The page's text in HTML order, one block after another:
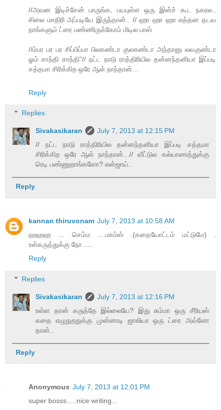
//அவன இடிச்சேன் பாருங்க, பயபுள்ள ஒரு இன்ச் கூட நகரல..
சிலை மாதிரி அப்படியே இருந்தான்.. // ஹா ஹா ஹா எத்தன தடவ
நாங்களும் ட்ரை பண்ணிருக்கோம் மிடில பாஸ்
//ம்பர பர பர சிப்பிப்பா பிலகண்டா குலகண்டா அந்தானு லவகுண்டா
ஓம் சாந்தி சாந்தி”// நட்ட நாடு ராத்திரியில தன்னந்தனியா இப்படி
சத்தமா சிரிக்கிற ஒரே ஆள் நாந்தான்...
Reply
Replies
Sivakasikaran
July 7, 2013 at 12:15 PM
// நட்ட நாடு ராத்திரியில தன்னந்தனியா இப்படி சத்தமா
சிரிக்கிற ஒரே ஆள் நாந்தான்...// வீட்டுல கல்யாணத்துக்கு
ரெடி பண்ணுறாங்களோ? என்ஜாய்..
Reply
kannan thiruvonam July 7, 2013 at 10:58 AM
ஹஹஹ ... செம்ம ....மாம்ஸ் .(கதையோட்டம் மட்டுமே) .
உள்கருத்துக்கு நோ ....
Reply
Replies
Sivakasikaran
July 7, 2013 at 12:16 PM
உள்ள தான் கருத்தே இல்லையே? இது சும்மா ஒரு சீரியஸ்
கதை எழுதுறதுக்கு முன்னாடி ஜாலியா ஒரு ட்ரை அவ்ளோ
தான்..
Reply
Anonymous July 7, 2013 at 12:01 PM
super bosss.....nice writing...